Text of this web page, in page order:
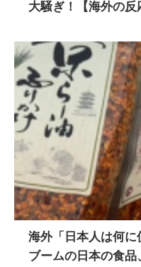
大騒ぎ！【海外の反
海外「日本人は何
ブームの日本の食